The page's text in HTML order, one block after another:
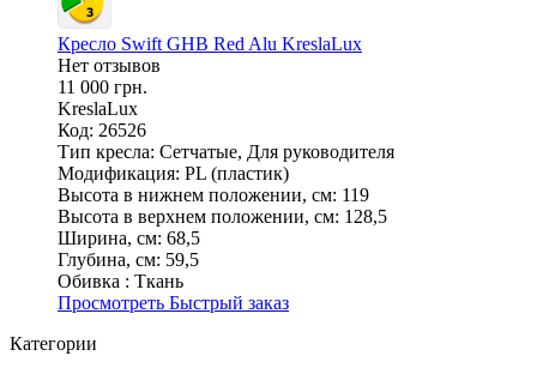
Кресло Swift GHB Red Alu KreslaLux
Нет отзывов
11 000 грн.
KreslaLux
Код: 26526
Тип кресла: Сетчатые, Для руководителя
Модификация: PL (пластик)
Высота в нижнем положении, см: 119
Высота в верхнем положении, см: 128,5
Ширина, см: 68,5
Глубина, см: 59,5
Обивка : Ткань
Просмотреть Быстрый заказ
Категории